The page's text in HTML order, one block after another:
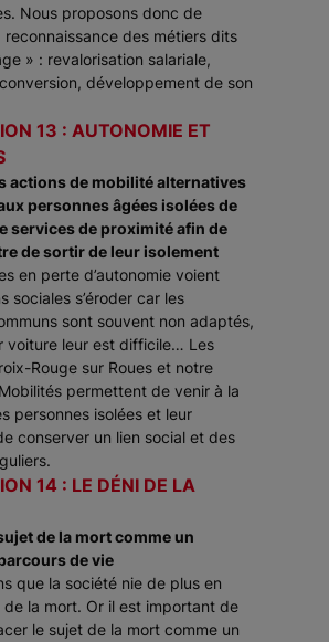
Nous proposons donc de
reconnaissance des métiers dits
» : revalorisation salariale,
développement de son
13 : AUTONOMIE ET
actions de mobilité alternatives
personnes âgées isolées de
services de proximité afin de
de sortir de leur isolement
en perte d’autonomie voient
sociales s’éroder car les
sont souvent non adaptés,
voiture leur est difficile… Les
Rouge sur Roues et notre
permettent de venir à la
personnes isolées et leur
conserver un lien social et des
14 : LE DÉNI DE LA
de la mort comme un
de vie
que la société nie de plus en
de la mort. Or il est important de
le sujet de la mort comme un